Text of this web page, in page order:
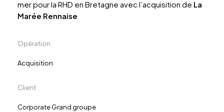
mer pour la RHD en Bretagne avec l’acquisition de La
Marée Rennaise
Opération
Acquisition
Client
Corporate Grand groupe